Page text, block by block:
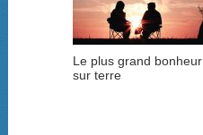
Le plus grand bonheur
sur terre